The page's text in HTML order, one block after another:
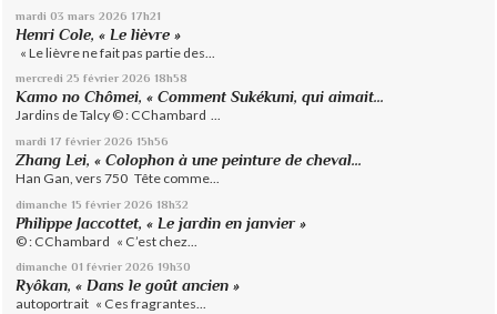
mardi 03 mars 2026 17h21
Henri Cole, « Le lièvre »
« Le lièvre ne fait pas partie des...
mercredi 25 février 2026 18h58
Kamo no Chômei, « Comment Sukékuni, qui aimait...
Jardins de Talcy © : CChambard ...
mardi 17 février 2026 15h56
Zhang Lei, « Colophon à une peinture de cheval...
Han Gan, vers 750 Tête comme...
dimanche 15 février 2026 18h32
Philippe Jaccottet, « Le jardin en janvier »
© : CChambard « C’est chez...
dimanche 01 février 2026 19h30
Ryôkan, « Dans le goût ancien »
autoportrait « Ces fragrantes...